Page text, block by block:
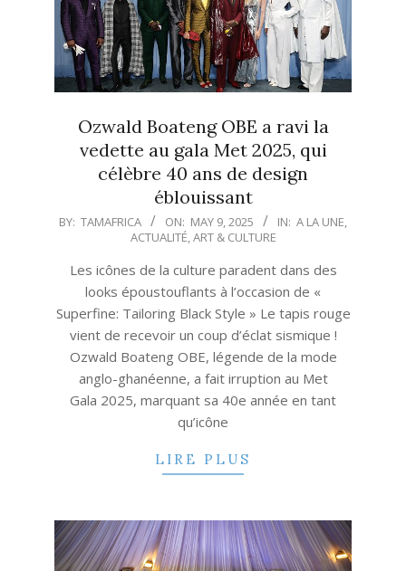
Ozwald Boateng OBE a ravi la
vedette au gala Met 2025, qui
célèbre 40 ans de design
éblouissant
2025-
BY: TAMAFRICA ON: MAY 9, 2025 IN: A LA UNE
ACTUALITÉ ART & CULTURE
Les icônes de la culture paradent dans des
looks époustouflants à l’occasion de «
Superfine: Tailoring Black Style » Le tapis rouge
vient de recevoir un coup d’éclat sismique !
Ozwald Boateng OBE, légende de la mode
anglo-ghanéenne, a fait irruption au Met
Gala 2025, marquant sa 40e année en tant
qu’icône
LIRE PLUS